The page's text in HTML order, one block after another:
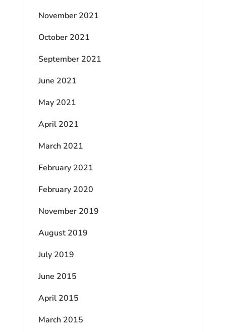
November 2021
October 2021
September 2021
June 2021
May 2021
April 2021
March 2021
February 2021
February 2020
November 2019
August 2019
July 2019
June 2015
April 2015
March 2015